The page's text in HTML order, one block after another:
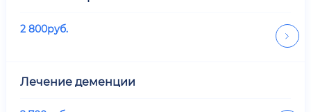
2 800руб.
Лечение деменции